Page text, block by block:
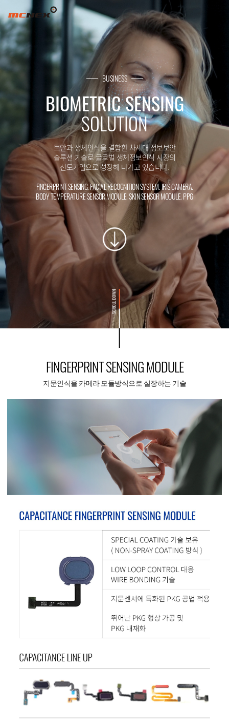
FINGERPRINT SENSING MODULE
BUSINESS
BIOMETRIC SENSING
SOLUTION
보안과 생체인식을 결합한 차세대 정보보안
솔루션 기술로 글로벌 생체정보인식 시장의
선도기업으로 성장해 나가고 있습니다.
FINGERPRINT SENSING. FACIAL RECOGNITION SYSTEM. IRIS CAMERA.
BODY TEMPERATURE SENSOR MODULE. SKIN SENSOR MODULE. PPG
FINGERPRINT SENSING MODULE
지문인식을 카메라 모듈방식으로 실장하는 기술